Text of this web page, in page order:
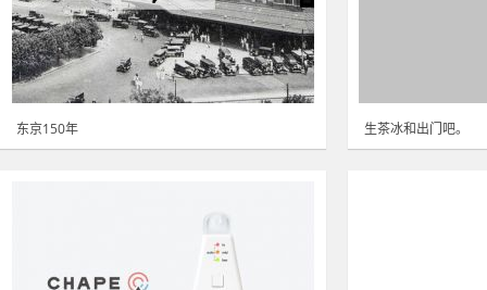
东京150年 生茶冰和出门吧。